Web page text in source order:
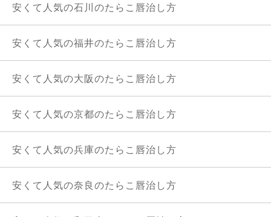
安くて人気の石川のたらこ唇治し方
安くて人気の福井のたらこ唇治し方
安くて人気の大阪のたらこ唇治し方
安くて人気の京都のたらこ唇治し方
安くて人気の兵庫のたらこ唇治し方
安くて人気の奈良のたらこ唇治し方